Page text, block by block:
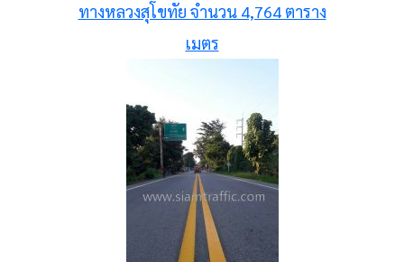
ทางหลวงสุโขทัย จำนวน 4,764 ตาราง
เมตร